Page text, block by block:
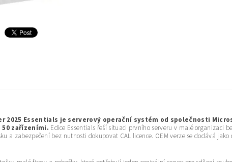
2025 Essentials je serverový operační systém od společnosti
zařízeními. Edice Essentials řeší situaci prvního serveru v malé organizaci
a zabezpečení bez nutnosti dokupovat CAL licence. OEM verze se dodává